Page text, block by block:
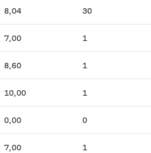
8,04 30
7,00 1
8,60 1
10,00 1
0,00 0
7,00 1